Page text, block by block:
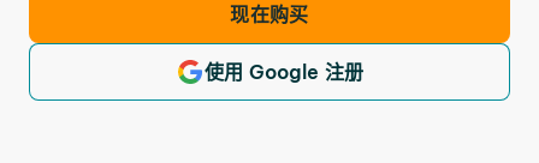
现在购买
使用 Google 注册